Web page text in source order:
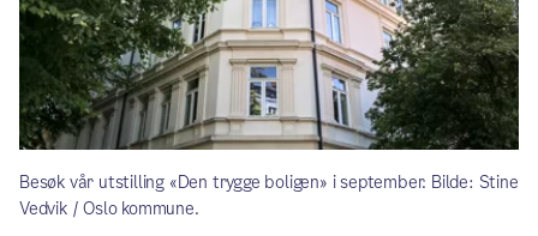
Besøk vår utstilling «Den trygge boligen» i september. Bilde: Stine
Vedvik / Oslo kommune.